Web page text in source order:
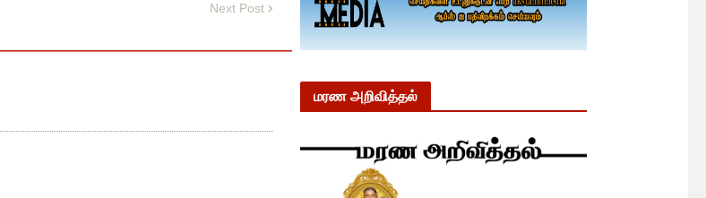
Next Post
மரண அறிவித்தல்